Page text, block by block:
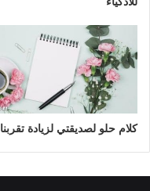
كلام حلو لصديقتي لزيادة تقربنا